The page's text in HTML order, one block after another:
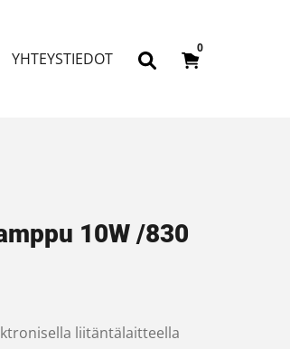
YHTEYSTIEDOT
0
10W /830
liitäntälaitteella